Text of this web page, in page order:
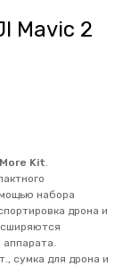
Mavic 2
Kit.
набора
дрона и
аппарата.
сумка для дрона и